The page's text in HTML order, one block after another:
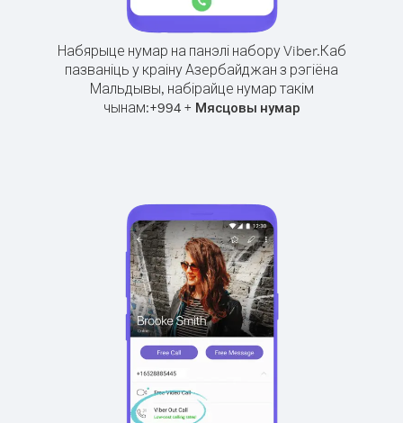
Набярыце нумар на панэлі набору Viber.Каб
пазваніць у краіну Азербайджан з рэгіёна
Мальдывы, набірайце нумар такім
чынам:+994+ Мясцовы нумар